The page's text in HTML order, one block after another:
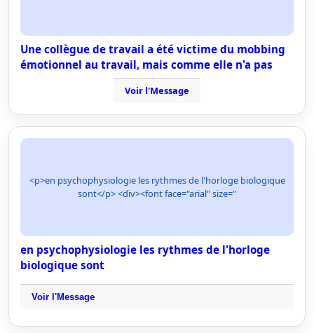
Une collègue de travail a été victime du mobbing
émotionnel au travail, mais comme elle n'a pas
Voir l'Message
<p>en psychophysiologie les rythmes de l'horloge biologique
sont</p> <div><font face="arial" size="
en psychophysiologie les rythmes de l'horloge
biologique sont
Voir l'Message